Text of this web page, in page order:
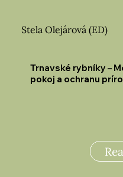
Trnavské rybníky –
pokoj a ochranu
Stela Olejárová (ED)